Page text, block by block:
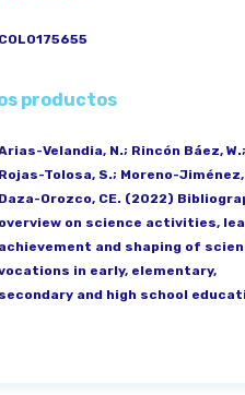
COL0175655
productos
Velandia, N.; Rincón Báez, W.;
Rojas-Tolosa, S.; Moreno-Jiménez,
Daza-Orozco, CE. (2022)
overview on science activities,
achievement and shaping of
in early, elementary,
secondary and high school